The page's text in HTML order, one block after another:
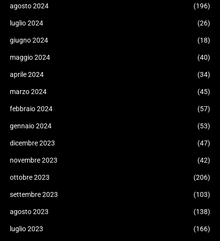
agosto 2024 (196)
luglio 2024 (26)
giugno 2024 (18)
maggio 2024 (40)
aprile 2024 (34)
marzo 2024 (45)
febbraio 2024 (57)
gennaio 2024 (53)
dicembre 2023 (47)
novembre 2023 (42)
ottobre 2023 (206)
settembre 2023 (103)
agosto 2023 (138)
luglio 2023 (166)